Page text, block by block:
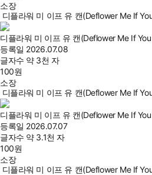
소장
디플라워 미 이프 유 캔(Deflower Me If
디플라워 미 이프 유 캔(Deflower Me If
등록일 2026.07.08
글자수 약 3천 자
100원
소장
디플라워 미 이프 유 캔(Deflower Me If
디플라워 미 이프 유 캔(Deflower Me If
등록일 2026.07.07
글자수 약 3.1천 자
100원
소장
디플라워 미 이프 유 캔(Deflower Me If